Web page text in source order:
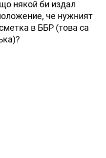
някой би издал
че нужният
в ББР (това са